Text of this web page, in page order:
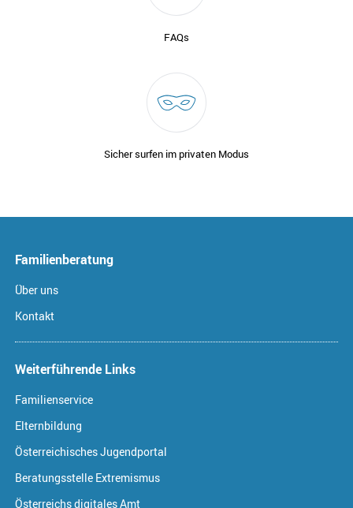
FAQs
Sicher surfen im privaten Modus
Familienberatung
Über uns
Kontakt
Weiterführende Links
Familienservice
Elternbildung
Österreichisches Jugendportal
Beratungsstelle Extremismus
Österreichs digitales Amt